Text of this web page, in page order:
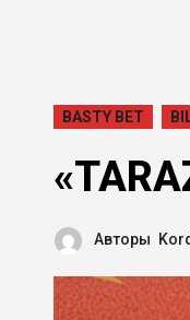
BASTY BET
Авторы